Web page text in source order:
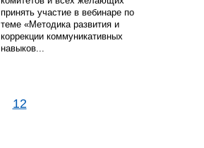
принять участие в вебинаре по
теме «Методика развития и
коррекции коммуникативных
навыков...
12